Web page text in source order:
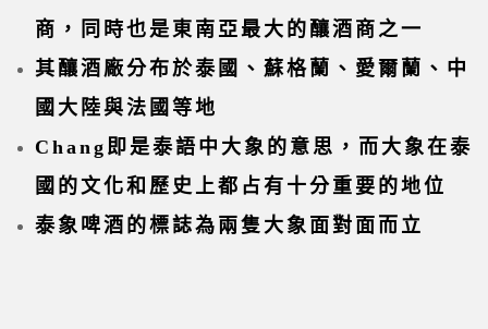
商，同時也是東南亞最大的釀酒商之一
其釀酒廠分布於泰國、蘇格蘭、愛爾蘭、中
國大陸與法國等地
Chang即是泰語中大象的意思，而大象在泰
國的文化和歷史上都占有十分重要的地位
泰象啤酒的標誌為兩隻大象面對面而立